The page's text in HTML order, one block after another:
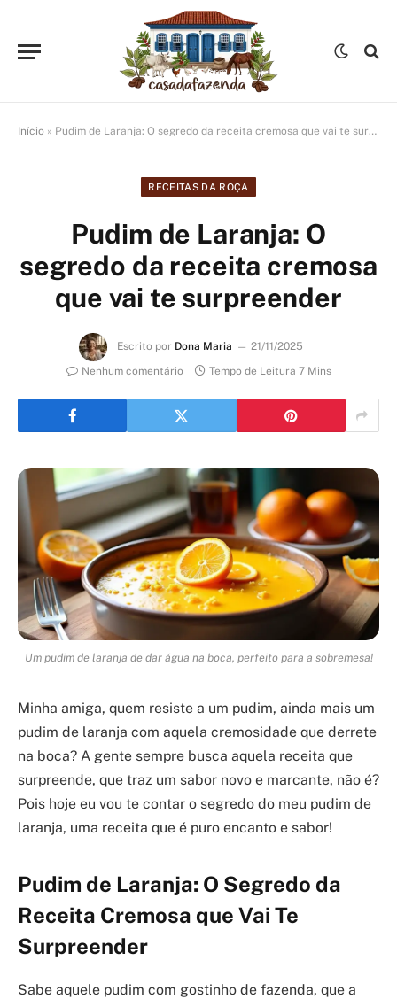
Início » Pudim de Laranja: O segredo da receita cremosa que vai te surpreender
RECEITAS DA ROÇA
Pudim de Laranja: O
segredo da receita cremosa
que vai te surpreender
Escrito por Dona Maria
21/11/2025
Nenhum comentário
Tempo de Leitura 7 Mins
Um pudim de laranja de dar água na boca, perfeito para a sobremesa!
Minha amiga, quem resiste a um pudim, ainda mais um
pudim de laranja com aquela cremosidade que derrete
na boca? A gente sempre busca aquela receita que
surpreende, que traz um sabor novo e marcante, não é?
Pois hoje eu vou te contar o segredo do meu pudim de
laranja, uma receita que é puro encanto e sabor!
Pudim de Laranja: O Segredo da
Receita Cremosa que Vai Te
Surpreender
Sabe aquele pudim com gostinho de fazenda, que a